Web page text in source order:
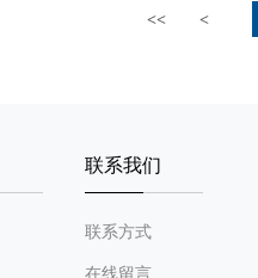
<< <
联系我们
联系方式
在线留言